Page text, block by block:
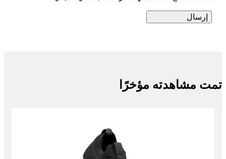
تمت مشاهدته مؤخرًا